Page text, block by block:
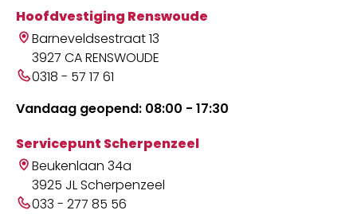
Hoofdvestiging Renswoude
Barneveldsestraat 13
3927 CA RENSWOUDE
0318 - 57 17 61
Vandaag geopend: 08:00 - 17:30
Servicepunt Scherpenzeel
Beukenlaan 34a
3925 JL Scherpenzeel
033 - 277 85 56